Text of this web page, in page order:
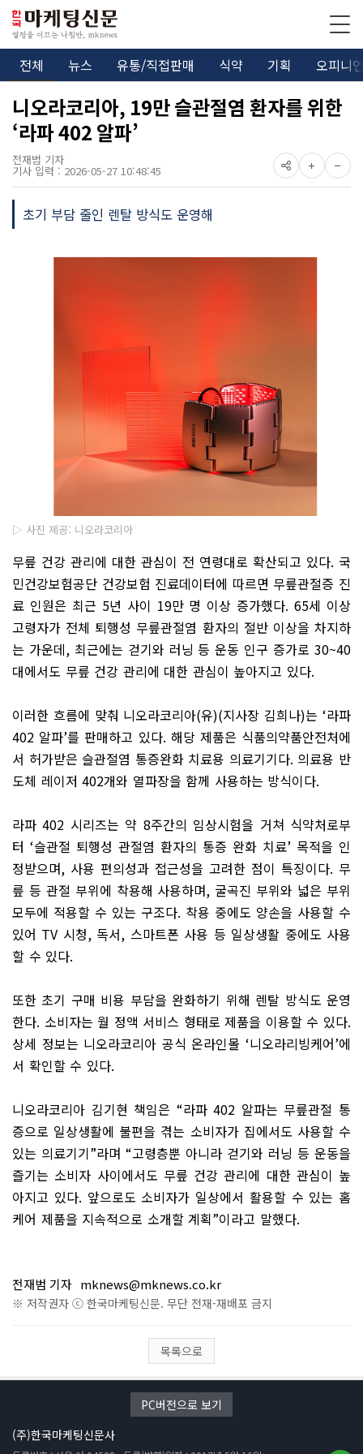
전체 뉴스 유통/직접판매 식약 기획 오피니
니오라코리아, 19만 슬관절염 환자를 위한
‘라파 402 알파’
전재범 기자
기사 입력 : 2026-05-27 10:48:45
초기 부담 줄인 렌탈 방식도 운영해
▷ 사진 제공: 니오라코리아
무릎 건강 관리에 대한 관심이 전 연령대로 확산되고 있다. 국
민건강보험공단 건강보험 진료데이터에 따르면 무릎관절증 진
료 인원은 최근 5년 사이 19만 명 이상 증가했다. 65세 이상
고령자가 전체 퇴행성 무릎관절염 환자의 절반 이상을 차지하
는 가운데, 최근에는 걷기와 러닝 등 운동 인구 증가로30~40
대에서도 무릎 건강 관리에 대한 관심이 높아지고 있다.
이러한 흐름에 맞춰 니오라코리아(유)(지사장 김희나)는‘라파
402 알파’를 판매하고 있다. 해당 제품은 식품의약품안전처에
서 허가받은 슬관절염 통증완화 치료용 의료기기다. 의료용 반
도체 레이저 402개와 열파장을 함께 사용하는 방식이다.
라파402 시리즈는 약 8주간의 임상시험을 거쳐 식약처로부
터 ‘슬관절 퇴행성 관절염 환자의 통증 완화 치료’ 목적을 인
정받으며, 사용 편의성과 접근성을 고려한 점이 특징이다. 무
릎 등 관절 부위에 착용해 사용하며, 굴곡진 부위와 넓은 부위
모두에 적용할 수 있는 구조다. 착용 중에도 양손을 사용할 수
있어 TV 시청, 독서, 스마트폰 사용 등 일상생활 중에도 사용
할 수 있다.
또한 초기 구매 비용 부담을 완화하기 위해 렌탈 방식도 운영
한다. 소비자는 월 정액 서비스 형태로 제품을 이용할 수 있다.
상세 정보는 니오라코리아 공식 온라인몰 ‘니오라리빙케어’에
서 확인할 수 있다.
니오라코리아 김기현 책임은 “라파402 알파는 무릎관절 통
증으로 일상생활에 불편을 겪는 소비자가 집에서도 사용할 수
있는 의료기기”라며 “고령층뿐 아니라 걷기와 러닝 등 운동을
즐기는 소비자 사이에서도 무릎 건강 관리에 대한 관심이 높
아지고 있다. 앞으로도 소비자가 일상에서 활용할 수 있는 홈
케어 제품을 지속적으로 소개할 계획”이라고 말했다.
전재범 기자 mknews@mknews.co.kr
※ 저작권자 ⓒ 한국마케팅신문. 무단 전재-재배포 금지
목록으로
PC버전으로 보기
(주)한국마케팅신문사